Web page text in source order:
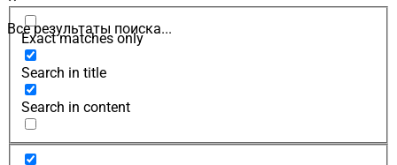
Все результаты поиска...
Exact matches only
Search in title
Search in content